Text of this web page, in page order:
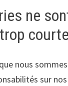
ne
nous
sur